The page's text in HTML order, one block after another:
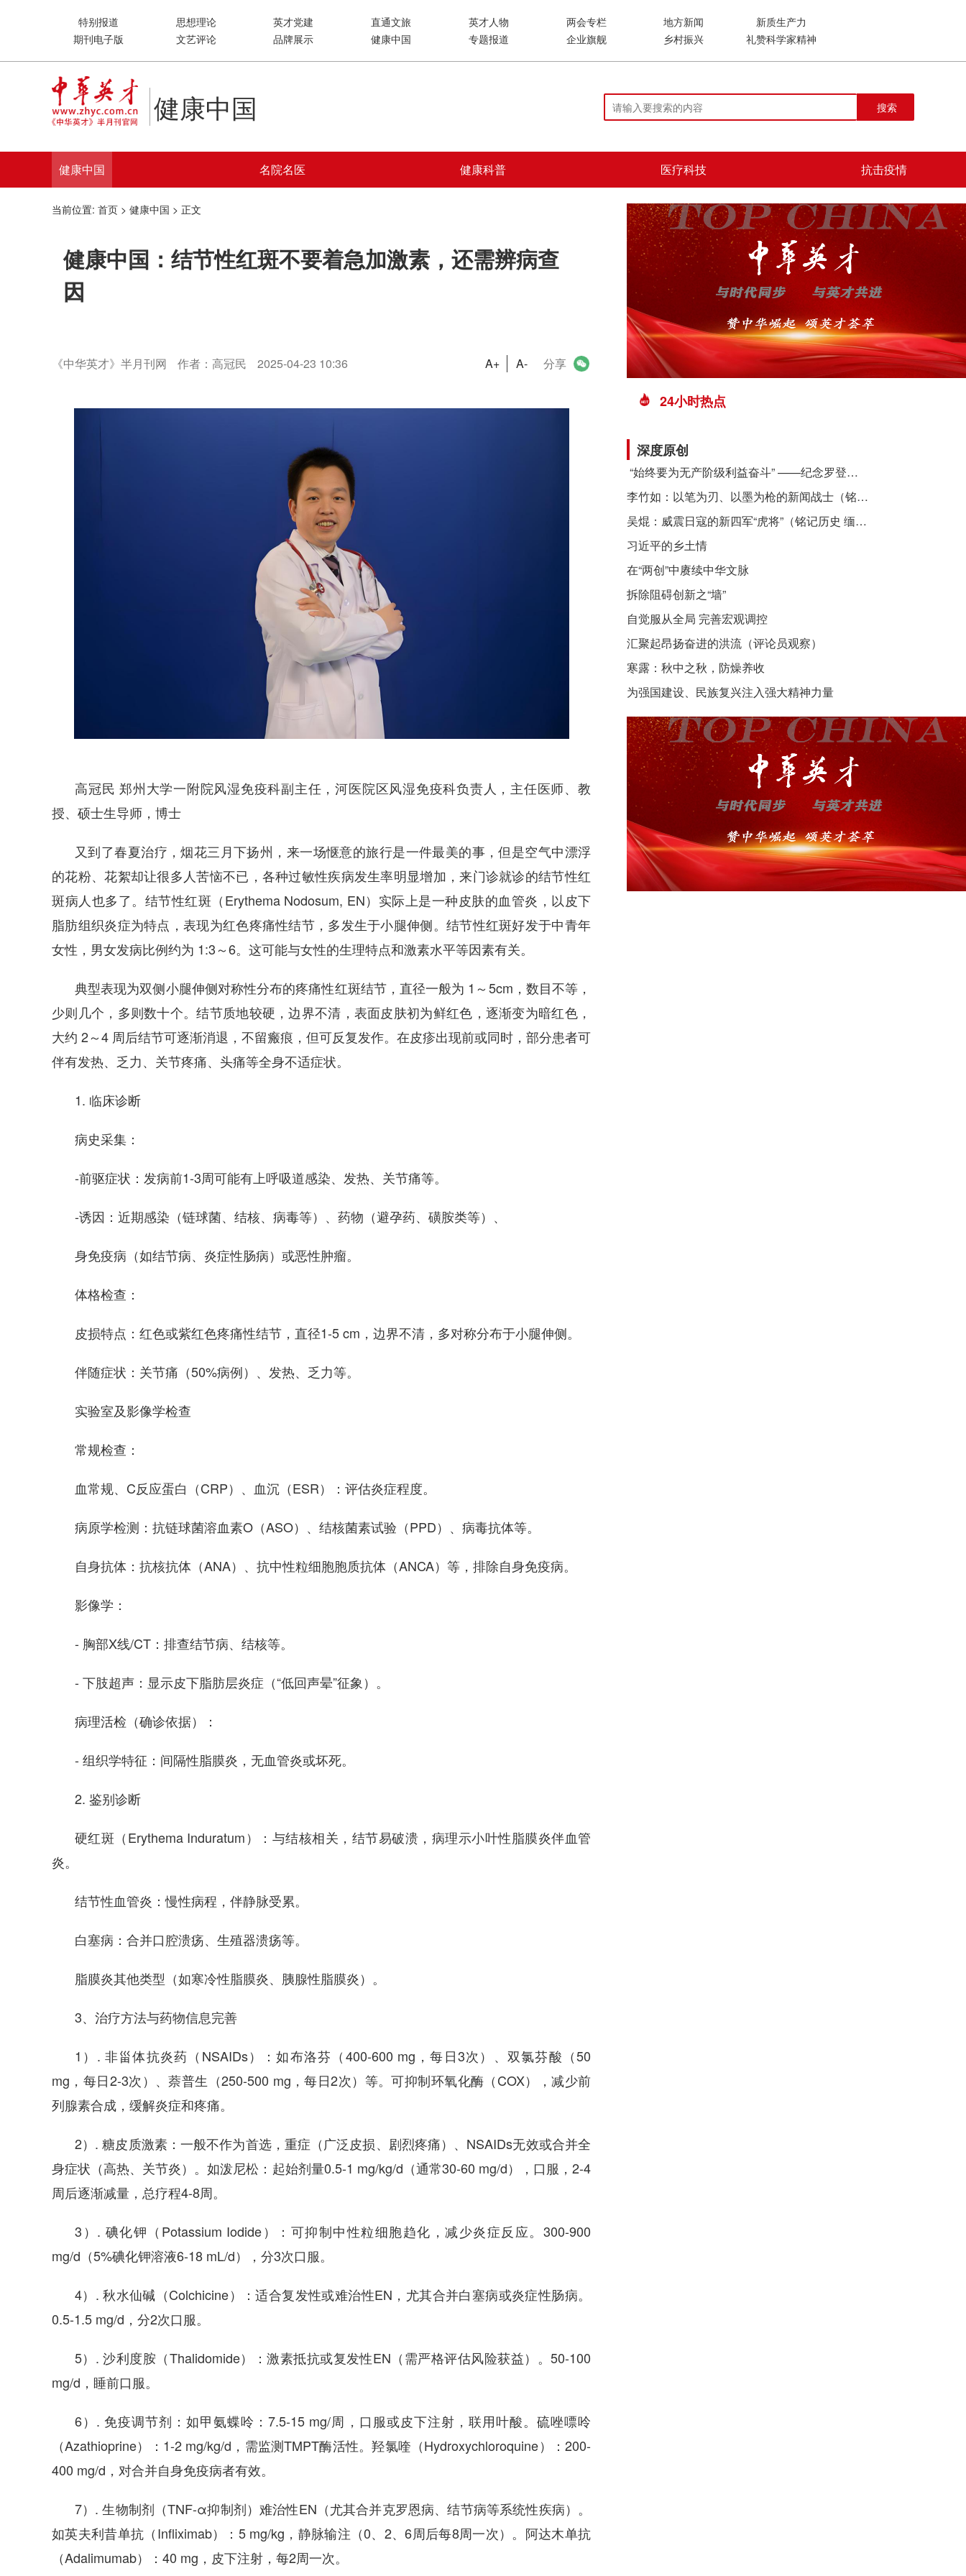
特别报道 思想理论 英才党建 直通文旅 英才人物 两会专栏 地方新闻
新质生产力
期刊电子版
文艺评论 品牌展示 健康中国 专题报道 企业旗舰 乡村振兴 礼赞科学家精神
健康中国 搜索
健康中国 名院名医 健康科普 医疗科技 抗击疫情
当前位置: 首页 > 健康中国 > 正文
健康中国：结节性红斑不要着急加激素，还需辨病查
因
《中华英才》半月刊网 作者：高冠民 2025-04-23 10:36 A+ A- 分享
高冠民 郑州大学一附院风湿免疫科副主任，河医院区风湿免疫科负责人，主任医师、教
授、硕士生导师，博士
又到了春夏治疗，烟花三月下扬州，来一场惬意的旅行是一件最美的事，但是空气中漂浮
的花粉、花絮却让很多人苦恼不已，各种过敏性疾病发生率明显增加，来门诊就诊的结节性红
斑病人也多了。结节性红斑（Erythema Nodosum, EN）实际上是一种皮肤的血管炎，以皮下
脂肪组织炎症为特点，表现为红色疼痛性结节，多发生于小腿伸侧。结节性红斑好发于中青年
女性，男女发病比例约为 1:3～6。这可能与女性的生理特点和激素水平等因素有关。
典型表现为双侧小腿伸侧对称性分布的疼痛性红斑结节，直径一般为 1～5cm，数目不等，
少则几个，多则数十个。结节质地较硬，边界不清，表面皮肤初为鲜红色，逐渐变为暗红色，
大约 2～4 周后结节可逐渐消退，不留瘢痕，但可反复发作。在皮疹出现前或同时，部分患者可
伴有发热、乏力、关节疼痛、头痛等全身不适症状。
1. 临床诊断
病史采集：
-前驱症状：发病前1-3周可能有上呼吸道感染、发热、关节痛等。
-诱因：近期感染（链球菌、结核、病毒等）、药物（避孕药、磺胺类等）、
身免疫病（如结节病、炎症性肠病）或恶性肿瘤。
体格检查：
皮损特点：红色或紫红色疼痛性结节，直径1-5 cm，边界不清，多对称分布于小腿伸侧。
伴随症状：关节痛（50%病例）、发热、乏力等。
实验室及影像学检查
常规检查：
血常规、C反应蛋白（CRP）、血沉（ESR）：评估炎症程度。
病原学检测：抗链球菌溶血素O（ASO）、结核菌素试验（PPD）、病毒抗体等。
自身抗体：抗核抗体（ANA）、抗中性粒细胞胞质抗体（ANCA）等，排除自身免疫病。
影像学：
- 胸部X线/CT：排查结节病、结核等。
- 下肢超声：显示皮下脂肪层炎症（“低回声晕”征象）。
病理活检（确诊依据）：
- 组织学特征：间隔性脂膜炎，无血管炎或坏死。
2. 鉴别诊断
硬红斑（Erythema Induratum）：与结核相关，结节易破溃，病理示小叶性脂膜炎伴血管
炎。
结节性血管炎：慢性病程，伴静脉受累。
白塞病：合并口腔溃疡、生殖器溃疡等。
脂膜炎其他类型（如寒冷性脂膜炎、胰腺性脂膜炎）。
3、治疗方法与药物信息完善
1）. 非甾体抗炎药（NSAIDs）：如布洛芬（400-600 mg，每日3次）、双氯芬酸（50
mg，每日2-3次）、萘普生（250-500 mg，每日2次）等。可抑制环氧化酶（COX），减少前
列腺素合成，缓解炎症和疼痛。
2）. 糖皮质激素：一般不作为首选，重症（广泛皮损、剧烈疼痛）、NSAIDs无效或合并全
身症状（高热、关节炎）。如泼尼松：起始剂量0.5-1 mg/kg/d（通常30-60 mg/d），口服，2-4
周后逐渐减量，总疗程4-8周。
3）. 碘化钾（Potassium Iodide）：可抑制中性粒细胞趋化，减少炎症反应。300-900
mg/d（5%碘化钾溶液6-18 mL/d），分3次口服。
4）. 秋水仙碱（Colchicine）：适合复发性或难治性EN，尤其合并白塞病或炎症性肠病。
0.5-1.5 mg/d，分2次口服。
5）. 沙利度胺（Thalidomide）：激素抵抗或复发性EN（需严格评估风险获益）。50-100
mg/d，睡前口服。
6）. 免疫调节剂：如甲氨蝶呤：7.5-15 mg/周，口服或皮下注射，联用叶酸。硫唑嘌呤
（Azathioprine）：1-2 mg/kg/d，需监测TMPT酶活性。羟氯喹（Hydroxychloroquine）：200-
400 mg/d，对合并自身免疫病者有效。
7）. 生物制剂（TNF-α抑制剂）难治性EN（尤其合并克罗恩病、结节病等系统性疾病）。
如英夫利昔单抗（Infliximab）：5 mg/kg，静脉输注（0、2、6周后每8周一次）。阿达木单抗
（Adalimumab）：40 mg，皮下注射，每2周一次。
24小时热点
深度原创
​ “始终要为无产阶级利益奋斗” ——纪念罗登贤同志诞辰120周年
李竹如：以笔为刃、以墨为枪的新闻战士（铭记历史 缅怀先烈·抗日英雄）
吴焜：威震日寇的新四军“虎将”（铭记历史 缅怀先烈·抗日英雄）
习近平的乡土情
在“两创”中赓续中华文脉
拆除阻碍创新之“墙”
自觉服从全局 完善宏观调控
汇聚起昂扬奋进的洪流（评论员观察）
寒露：秋中之秋，防燥养收
为强国建设、民族复兴注入强大精神力量